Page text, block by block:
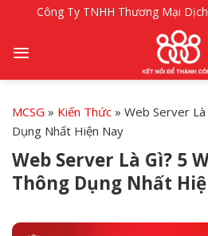
nội
Công Ty TNHH Thương Mại
MCSG » Kiến Thức » Web Server
Dụng Nhất Hiện Nay
Web Server Là Gì? 5
Thông Dụng Nhất